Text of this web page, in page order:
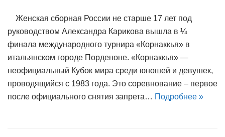
Женская сборная России не старше 17 лет под
руководством Александра Карикова вышла в ¼
финала международного турнира «Корнаккья» в
итальянском городе Порденоне. «Корнаккья» —
неофициальный Кубок мира среди юношей и девушек,
проводящийся с 1983 года. Это соревнование – первое
после официального снятия запрета… Подробнее »